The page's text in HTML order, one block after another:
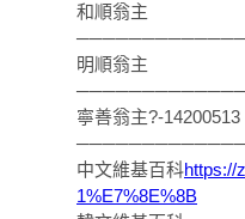
和順翁主
明順翁主
寧善翁主?-14200513
中文維基百科https://
1%E7%8E%8B